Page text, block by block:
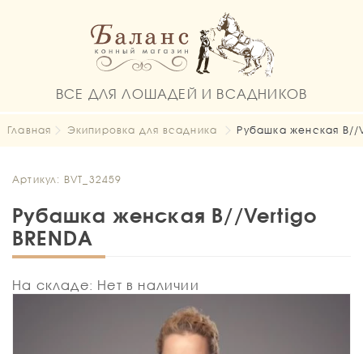
ВСЕ ДЛЯ ЛОШАДЕЙ И ВСАДНИКОВ
Главная Экипировка для всадника Рубашка женская B//
Артикул: BVT_32459
Рубашка женская B//Vertigo
BRENDA
На складе: Нет в наличии